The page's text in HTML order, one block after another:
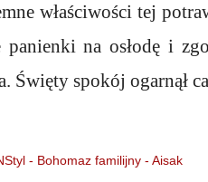
właściwości tej
na osłodę i
Święty spokój ogarnął
- Bohomaz familijny - Aisak